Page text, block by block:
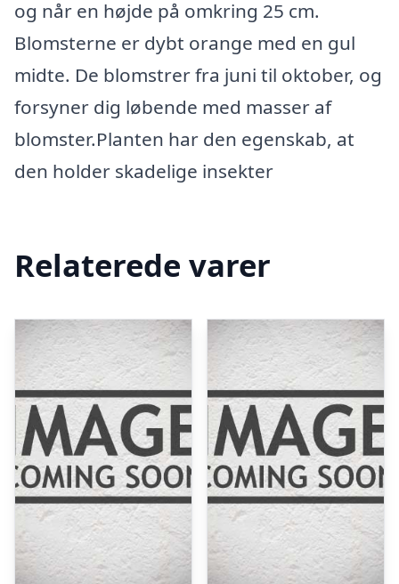
og når en højde på omkring 25 cm.
Blomsterne er dybt orange med en gul
midte. De blomstrer fra juni til oktober, og
forsyner dig løbende med masser af
blomster.Planten har den egenskab, at
den holder skadelige insekter
Relaterede varer